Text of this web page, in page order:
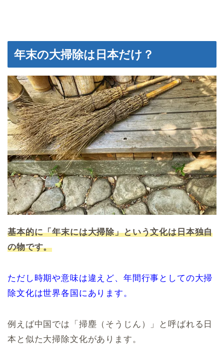
年末の大掃除は日本だけ？
基本的に「年末には大掃除」という文化は日本独自
の物です。
ただし時期や意味は違えど、年間行事としての大掃
除文化は世界各国にあります。
例えば中国では「掃塵（そうじん）」と呼ばれる日
本と似た大掃除文化があります。